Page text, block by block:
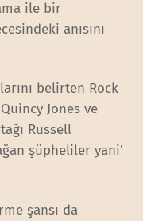
ile bir
anısını
belirten Rock
Jones ve
Russell
şüpheliler yani’
şansı da